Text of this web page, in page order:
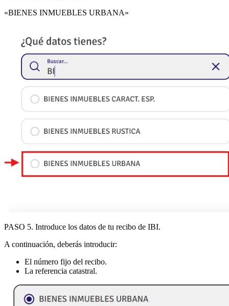
«BIENES INMUEBLES URBANA»
PASO 5. Introduce los datos de tu recibo de IBI.
A continuación, deberás introducir:
El número fijo del recibo.
La referencia catastral.